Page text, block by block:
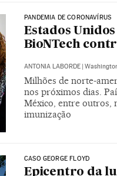
PANDEMIA DE CORONAVÍRUS
Estados
BioNTech
ANTONIA LABORDE
Milhões de norte-
nos próximos dias.
México, entre outros,
imunização
CASO GEORGE FLOYD
Epicentro da